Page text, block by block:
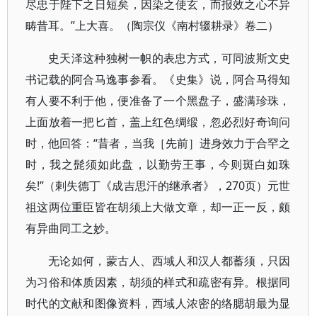
尽忠于陛下之日短矣，因染之使玄，而报效之心不异
畴昔耳。”上大喜。（陶宗仪《南村辍耕录》卷二）
史天泽这种独树一帜的表忠方式，可同波斯文史
书记载的阿合马逸事参看。《史集》说，阿合马得知
有人要不利于他，便准备了一个黑盘子，盛满珍珠，
上面放着一把匕首，盖上红色绸缎，忽必烈好奇询问
时，他回答：“昔者，当我［先前］进身效力于合罕之
时，我之髭须如此盘，以勤劳王事，今则斑白如珠
矣!”（剌失德丁《成吉思汗的继承者》，270页）元世
祖这两位重臣皆在胡须上大做文章，却一正一反，颇
有异曲同工之妙。
无论如何，蒙古人、西域人和汉人都蓄须，只因
为习俗和体质因素，胡须的样式和疏密有异。根据同
时代的文献和图像资料，西域人浓密的络腮胡最为显